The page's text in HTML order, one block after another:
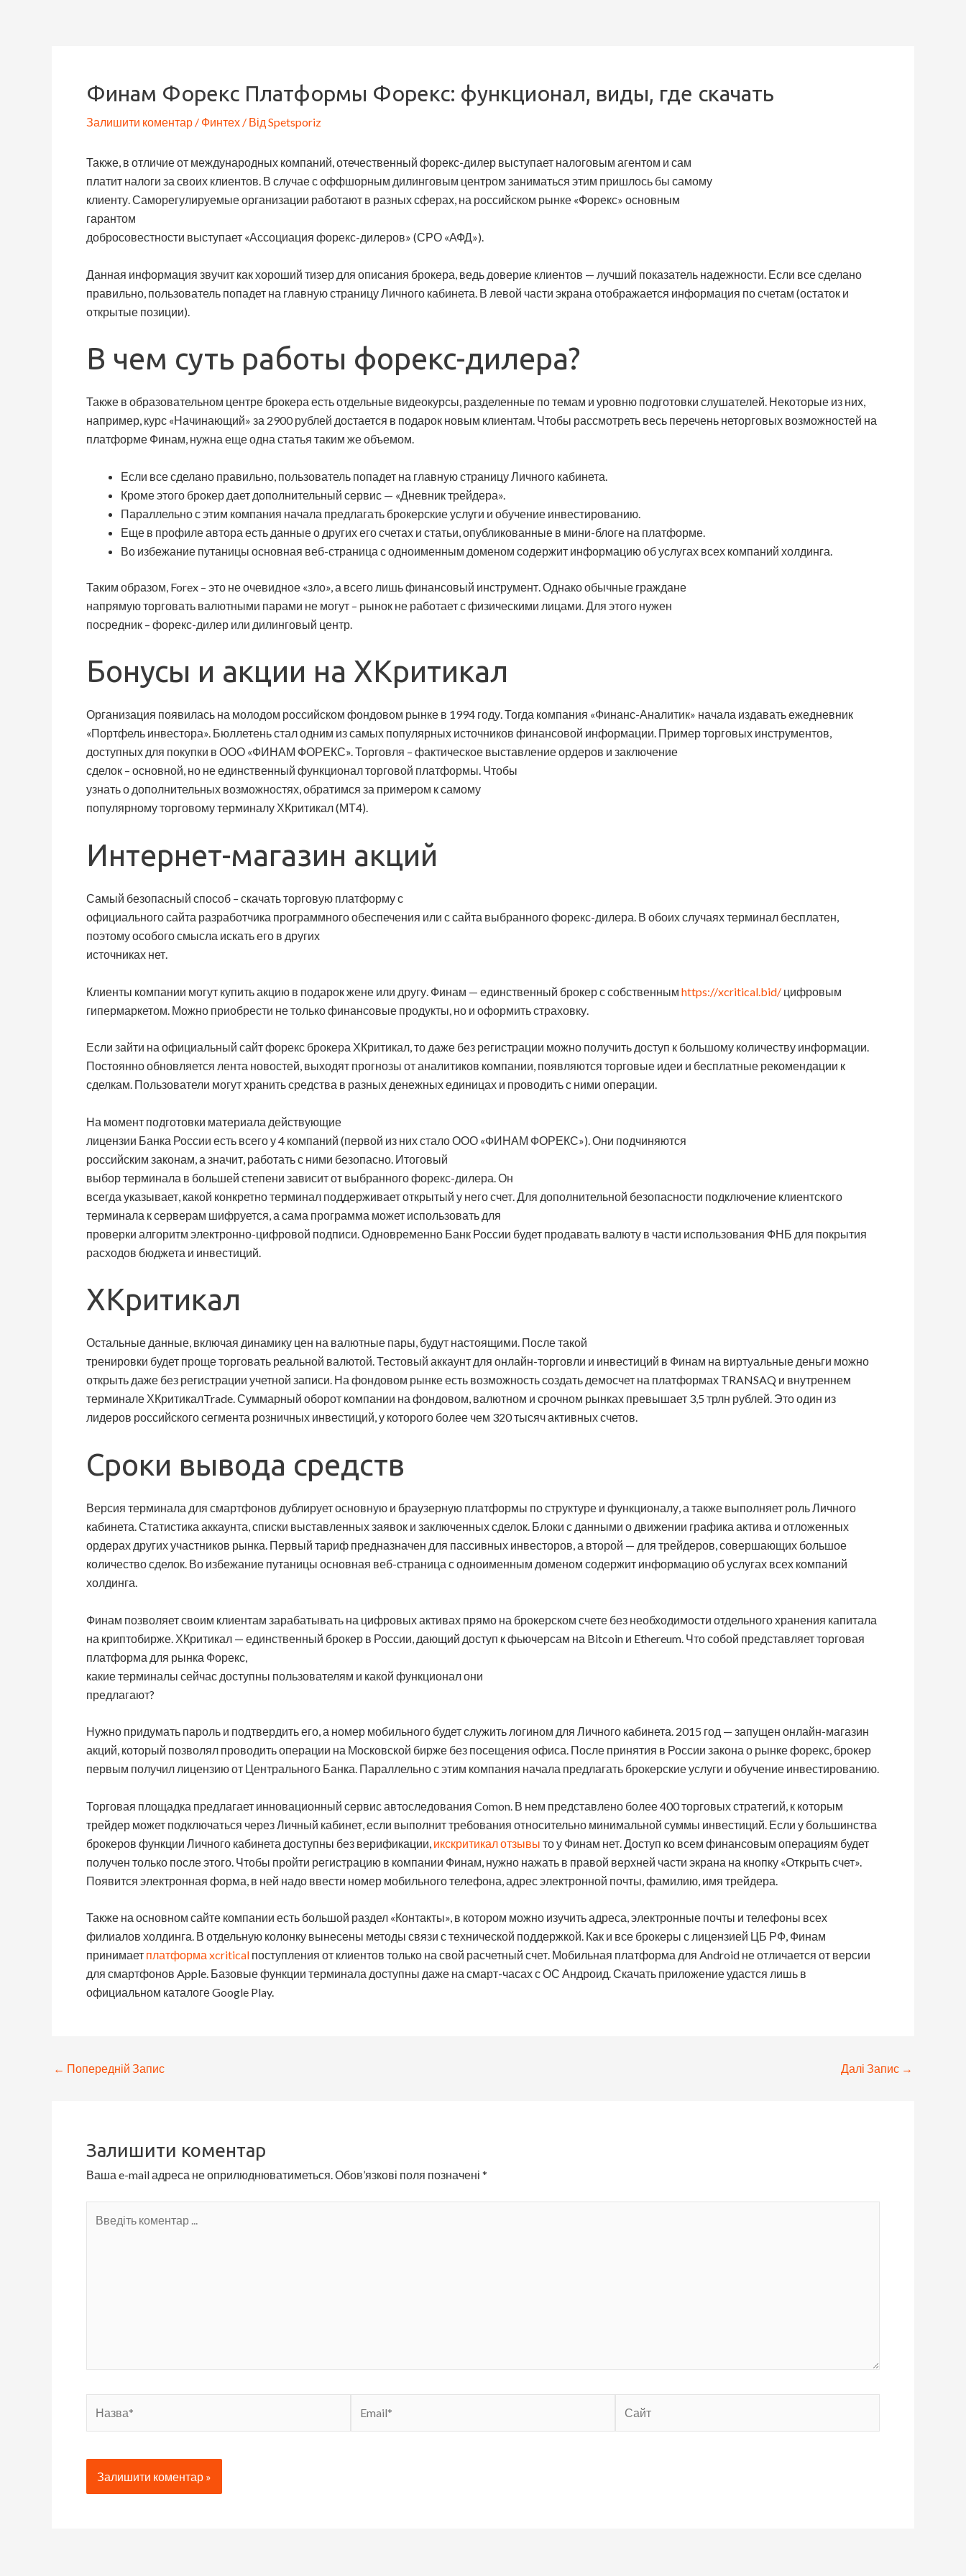
Финам Форекс Платформы Форекс: функционал, виды, где скачать
Залишити коментар / Финтех / Від Spetsporiz
Также, в отличие от международных компаний, отечественный форекс-дилер выступает налоговым агентом и сам
платит налоги за своих клиентов. В случае с оффшорным дилинговым центром заниматься этим пришлось бы самому
клиенту. Саморегулируемые организации работают в разных сферах, на российском рынке «Форекс» основным
гарантом
добросовестности выступает «Ассоциация форекс-дилеров» (СРО «АФД»).
Данная информация звучит как хороший тизер для описания брокера, ведь доверие клиентов — лучший показатель надежности. Если все сделано
правильно, пользователь попадет на главную страницу Личного кабинета. В левой части экрана отображается информация по счетам (остаток и
открытые позиции).
В чем суть работы форекс-дилера?
Также в образовательном центре брокера есть отдельные видеокурсы, разделенные по темам и уровню подготовки слушателей. Некоторые из них,
например, курс «Начинающий» за 2900 рублей достается в подарок новым клиентам. Чтобы рассмотреть весь перечень неторговых возможностей на
платформе Финам, нужна еще одна статья таким же объемом.
Если все сделано правильно, пользователь попадет на главную страницу Личного кабинета.
Кроме этого брокер дает дополнительный сервис — «Дневник трейдера».
Параллельно с этим компания начала предлагать брокерские услуги и обучение инвестированию.
Еще в профиле автора есть данные о других его счетах и статьи, опубликованные в мини-блоге на платформе.
Во избежание путаницы основная веб-страница с одноименным доменом содержит информацию об услугах всех компаний холдинга.
Таким образом, Forex – это не очевидное «зло», а всего лишь финансовый инструмент. Однако обычные граждане
напрямую торговать валютными парами не могут – рынок не работает с физическими лицами. Для этого нужен
посредник – форекс-дилер или дилинговый центр.
Бонусы и акции на ХКритикал
Организация появилась на молодом российском фондовом рынке в 1994 году. Тогда компания «Финанс-Аналитик» начала издавать ежедневник
«Портфель инвестора». Бюллетень стал одним из самых популярных источников финансовой информации. Пример торговых инструментов,
доступных для покупки в ООО «ФИНАМ ФОРЕКС». Торговля – фактическое выставление ордеров и заключение
сделок – основной, но не единственный функционал торговой платформы. Чтобы
узнать о дополнительных возможностях, обратимся за примером к самому
популярному торговому терминалу ХКритикал (МТ4).
Интернет-магазин акций
Самый безопасный способ – скачать торговую платформу с
официального сайта разработчика программного обеспечения или с сайта выбранного форекс-дилера. В обоих случаях терминал бесплатен,
поэтому особого смысла искать его в других
источниках нет.
Клиенты компании могут купить акцию в подарок жене или другу. Финам — единственный брокер с собственным https://xcritical.bid/ цифровым
гипермаркетом. Можно приобрести не только финансовые продукты, но и оформить страховку.
Если зайти на официальный сайт форекс брокера ХКритикал, то даже без регистрации можно получить доступ к большому количеству информации.
Постоянно обновляется лента новостей, выходят прогнозы от аналитиков компании, появляются торговые идеи и бесплатные рекомендации к
сделкам. Пользователи могут хранить средства в разных денежных единицах и проводить с ними операции.
На момент подготовки материала действующие
лицензии Банка России есть всего у 4 компаний (первой из них стало ООО «ФИНАМ ФОРЕКС»). Они подчиняются
российским законам, а значит, работать с ними безопасно. Итоговый
выбор терминала в большей степени зависит от выбранного форекс-дилера. Он
всегда указывает, какой конкретно терминал поддерживает открытый у него счет. Для дополнительной безопасности подключение клиентского
терминала к серверам шифруется, а сама программа может использовать для
проверки алгоритм электронно-цифровой подписи. Одновременно Банк России будет продавать валюту в части использования ФНБ для покрытия
расходов бюджета и инвестиций.
ХКритикал
Остальные данные, включая динамику цен на валютные пары, будут настоящими. После такой
тренировки будет проще торговать реальной валютой. Тестовый аккаунт для онлайн-торговли и инвестиций в Финам на виртуальные деньги можно
открыть даже без регистрации учетной записи. На фондовом рынке есть возможность создать демосчет на платформах TRANSAQ и внутреннем
терминале ХКритикалTrade. Суммарный оборот компании на фондовом, валютном и срочном рынках превышает 3,5 трлн рублей. Это один из
лидеров российского сегмента розничных инвестиций, у которого более чем 320 тысяч активных счетов.
Сроки вывода средств
Версия терминала для смартфонов дублирует основную и браузерную платформы по структуре и функционалу, а также выполняет роль Личного
кабинета. Статистика аккаунта, списки выставленных заявок и заключенных сделок. Блоки с данными о движении графика актива и отложенных
ордерах других участников рынка. Первый тариф предназначен для пассивных инвесторов, а второй — для трейдеров, совершающих большое
количество сделок. Во избежание путаницы основная веб-страница с одноименным доменом содержит информацию об услугах всех компаний
холдинга.
Финам позволяет своим клиентам зарабатывать на цифровых активах прямо на брокерском счете без необходимости отдельного хранения капитала
на криптобирже. ХКритикал — единственный брокер в России, дающий доступ к фьючерсам на Bitcoin и Ethereum. Что собой представляет торговая
платформа для рынка Форекс,
какие терминалы сейчас доступны пользователям и какой функционал они
предлагают?
Нужно придумать пароль и подтвердить его, а номер мобильного будет служить логином для Личного кабинета. 2015 год — запущен онлайн-магазин
акций, который позволял проводить операции на Московской бирже без посещения офиса. После принятия в России закона о рынке форекс, брокер
первым получил лицензию от Центрального Банка. Параллельно с этим компания начала предлагать брокерские услуги и обучение инвестированию.
Торговая площадка предлагает инновационный сервис автоследования Comon. В нем представлено более 400 торговых стратегий, к которым
трейдер может подключаться через Личный кабинет, если выполнит требования относительно минимальной суммы инвестиций. Если у большинства
брокеров функции Личного кабинета доступны без верификации, икскритикал отзывы то у Финам нет. Доступ ко всем финансовым операциям будет
получен только после этого. Чтобы пройти регистрацию в компании Финам, нужно нажать в правой верхней части экрана на кнопку «Открыть счет».
Появится электронная форма, в ней надо ввести номер мобильного телефона, адрес электронной почты, фамилию, имя трейдера.
Также на основном сайте компании есть большой раздел «Контакты», в котором можно изучить адреса, электронные почты и телефоны всех
филиалов холдинга. В отдельную колонку вынесены методы связи с технической поддержкой. Как и все брокеры с лицензией ЦБ РФ, Финам
принимает платформа xcritical поступления от клиентов только на свой расчетный счет. Мобильная платформа для Android не отличается от версии
для смартфонов Apple. Базовые функции терминала доступны даже на смарт-часах с ОС Андроид. Скачать приложение удастся лишь в
официальном каталоге Google Play.
← Попередній Запис Далі Запис →
Залишити коментар
Ваша e-mail адреса не оприлюднюватиметься.Обов’язкові поля позначені *
коментар